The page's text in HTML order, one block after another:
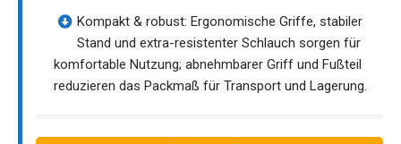
Kompakt & robust: Ergonomische Griffe, stabiler
Stand und extra-resistenter Schlauch sorgen für
komfortable Nutzung; abnehmbarer Griff und Fußteil
reduzieren das Packmaß für Transport und Lagerung.